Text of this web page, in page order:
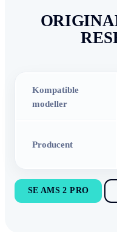
Kompatible
modeller
Producent
SE AMS 2 PRO